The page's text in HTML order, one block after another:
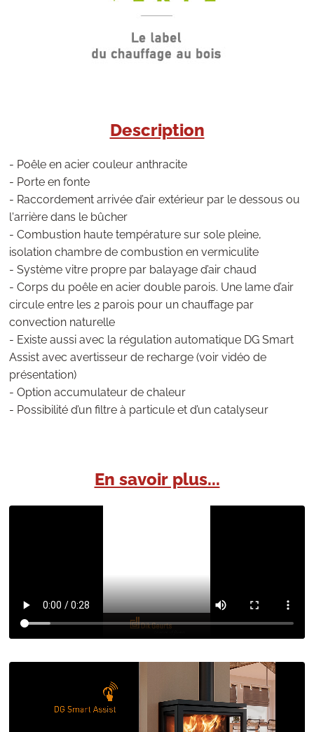
Description
- Poêle en acier couleur anthracite
- Porte en fonte
- Raccordement arrivée d’air extérieur par le dessous ou
l'arrière dans le bûcher
- Combustion haute température sur sole pleine,
isolation chambre de combustion en vermiculite
- Système vitre propre par balayage d’air chaud
- Corps du poêle en acier double parois. Une lame d’air
circule entre les 2 parois pour un chauffage par
convection naturelle
- Existe aussi avec la régulation automatique DG Smart
Assist avec avertisseur de recharge (voir vidéo de
présentation)
- Option accumulateur de chaleur
- Possibilité d’un filtre à particule et d’un catalyseur
En savoir plus...